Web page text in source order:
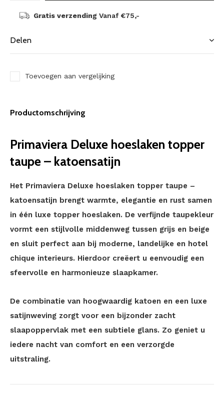
Gratis verzending Vanaf €75,-
Delen
Toevoegen aan vergelijking
Productomschrijving
Primaviera Deluxe hoeslaken topper
taupe – katoensatijn
Het Primaviera Deluxe hoeslaken topper taupe –
katoensatijn brengt warmte, elegantie en rust samen
in één luxe topper hoeslaken. De verfijnde taupekleur
vormt een stijlvolle middenweg tussen grijs en beige
en sluit perfect aan bij moderne, landelijke en hotel
chique interieurs. Hierdoor creëert u eenvoudig een
sfeervolle en harmonieuze slaapkamer.
De combinatie van hoogwaardig katoen en een luxe
satijnweving zorgt voor een bijzonder zacht
slaapoppervlak met een subtiele glans. Zo geniet u
iedere nacht van comfort en een verzorgde
uitstraling.